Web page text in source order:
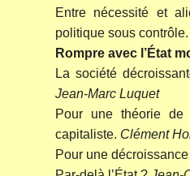
Entre nécessité et
politique sous contrôle.
Rompre avec l’État
La société
Jean-Marc Luquet
Pour une théorie de
capitaliste. Clément
Pour une